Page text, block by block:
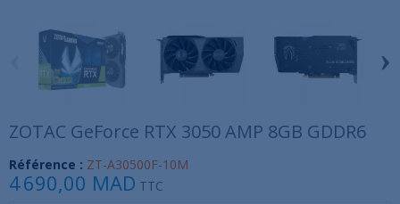
›
ZOTAC GeForce RTX 3050 AMP 8GB GDDR6
Référence : ZT-A30500F-10M
4 690,00 MAD TTC